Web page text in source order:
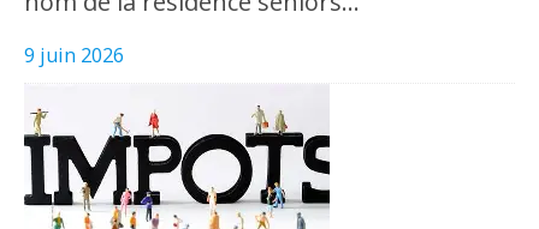
9 juin 2026